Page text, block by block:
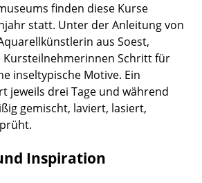
finden diese Kurse
statt. Unter der Anleitung von
aus Soest,
Kursteilnehmerinnen Schritt für
inseltypische Motive. Ein
jeweils drei Tage und während
gemischt, laviert, lasiert,
Inspiration